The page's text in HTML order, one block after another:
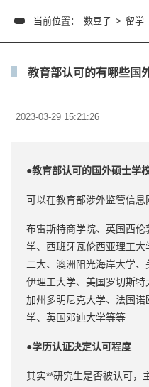
当前位置： 数豆子 > 留学
教育部认可的有哪些国
2023-03-29 15:21:26
●教育部认可的国外硕士学
可以在教育部涉外监管信息
布雷斯特商学院、英国西
学、西班牙瓦伦西亚理工
二大、澳洲阳光海岸大学
伊理工大学、美国罗切斯
加州多明尼克大学、法国
学、英国邓迪大学等等
●学历认证决定认可程度
其实**研究生是否被认可，